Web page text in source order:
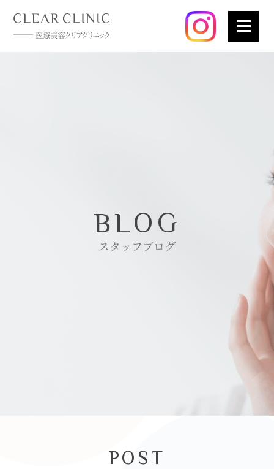
BLOG
スタッフブログ
POST